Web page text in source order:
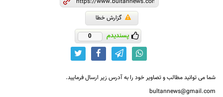
گزارش خطا
پسندیدم 0
شما می توانید مطالب و تصاویر خود را به آدرس زیر ارسال فرمایید.
bultannews@gmail.com